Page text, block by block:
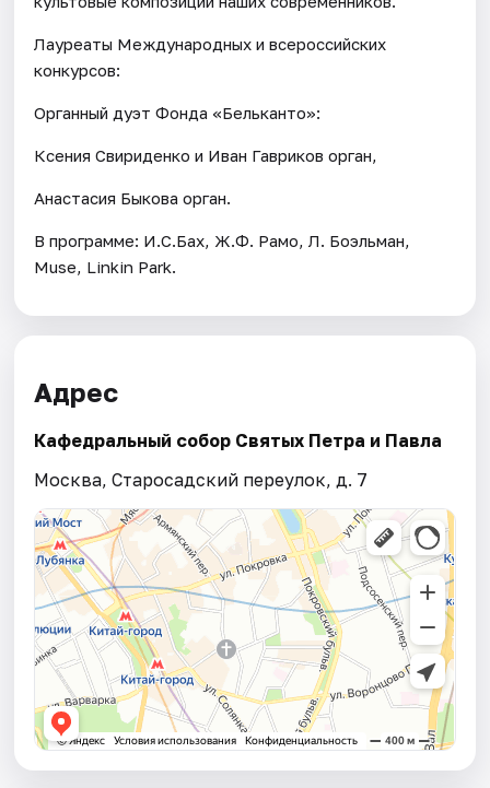
Лауреаты Международных и всероссийских
конкурсов:
Органный дуэт Фонда «Бельканто»:
Ксения Свириденко и Иван Гавриков орган,
Анастасия Быкова орган.
В программе: И.С.Бах, Ж.Ф. Рамо, Л. Боэльман,
Muse, Linkin Park.
Адрес
Кафедральный собор Святых Петра и Павла
Москва, Старосадский переулок, д. 7